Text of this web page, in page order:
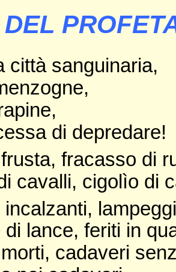
città sanguinaria,
di depredare!
fracasso di
cavalli, cigolìo di
lance, feriti in
cadaveri